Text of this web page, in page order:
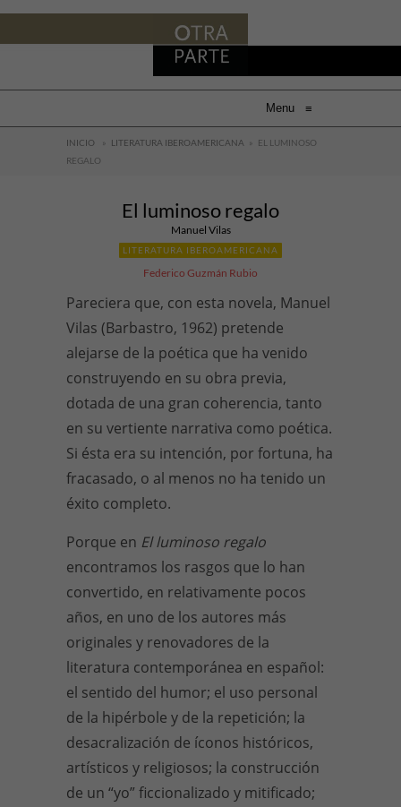
Menu ≡
INICIO » LITERATURA IBEROAMERICANA » EL LUMINOSO
REGALO
El luminoso regalo
Manuel Vilas
LITERATURA IBEROAMERICANA
Federico Guzmán Rubio
Pareciera que, con esta novela, Manuel
Vilas (Barbastro, 1962) pretende
alejarse de la poética que ha venido
construyendo en su obra previa,
dotada de una gran coherencia, tanto
en su vertiente narrativa como poética.
Si ésta era su intención, por fortuna, ha
fracasado, o al menos no ha tenido un
éxito completo.
Porque en El luminoso regalo
encontramos los rasgos que lo han
convertido, en relativamente pocos
años, en uno de los autores más
originales y renovadores de la
literatura contemporánea en español:
el sentido del humor; el uso personal
de la hipérbole y de la repetición; la
desacralización de íconos históricos,
artísticos y religiosos; la construcción
de un “yo” ficcionalizado y mitificado;